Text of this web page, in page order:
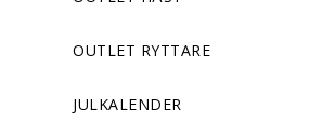
OUTLET RYTTARE
JULKALENDER